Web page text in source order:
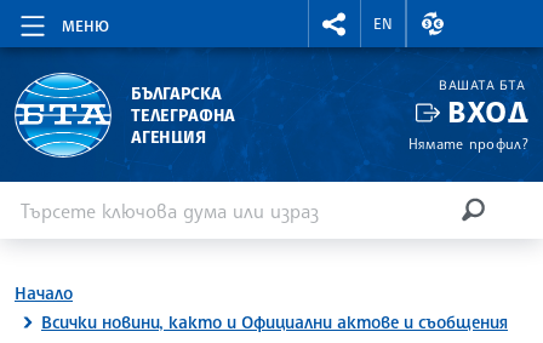
МЕНЮ
RIGHTMENU.SOCIAL
EN
ВАЛУТНИ
БЪЛГАРСКА
ТЕЛЕГРАФНА
АГЕНЦИЯ
ВАШАТА БТА
ВХОД
Нямате профил?
Начало
Всички новини, както и Официални актове и съобщения